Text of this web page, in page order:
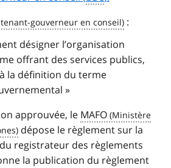
:
désigner l’organisation
offrant des services publics,
la définition du terme
»
approuvée, le MAFO
dépose le règlement sur la
registrateur des règlements
la publication du règlement